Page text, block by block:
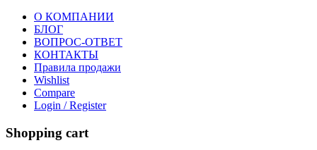
О КОМПАНИИ
БЛОГ
ВОПРОС-ОТВЕТ
КОНТАКТЫ
Правила продажи
Wishlist
Compare
Login / Register
Shopping cart